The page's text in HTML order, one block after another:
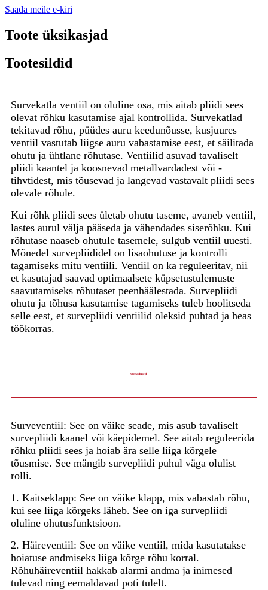
Saada meile e-kiri
Toote üksikasjad
Tootesildid
Survekatla ventiil on oluline osa, mis aitab pliidi sees
olevat rõhku kasutamise ajal kontrollida. Survekatlad
tekitavad rõhu, püüdes auru keedunõusse, kusjuures
ventiil vastutab liigse auru vabastamise eest, et säilitada
ohutu ja ühtlane rõhutase. Ventiilid asuvad tavaliselt
pliidi kaantel ja koosnevad metallvardadest või -
tihvtidest, mis tõusevad ja langevad vastavalt pliidi sees
olevale rõhule.
Kui rõhk pliidi sees ületab ohutu taseme, avaneb ventiil,
lastes aurul välja pääseda ja vähendades siserõhku. Kui
rõhutase naaseb ohutule tasemele, sulgub ventiil uuesti.
Mõnedel survepliididel on lisaohutuse ja kontrolli
tagamiseks mitu ventiili. Ventiil on ka reguleeritav, nii
et kasutajad saavad optimaalsete küpsetustulemuste
saavutamiseks rõhutaset peenhäälestada. Survepliidi
ohutu ja tõhusa kasutamise tagamiseks tuleb hoolitseda
selle eest, et survepliidi ventiilid oleksid puhtad ja heas
töökorras.
Omadused
Surveventiil: See on väike seade, mis asub tavaliselt
survepliidi kaanel või käepidemel. See aitab reguleerida
rõhku pliidi sees ja hoiab ära selle liiga kõrgele
tõusmise. See mängib survepliidi puhul väga olulist
rolli.
1. Kaitseklapp: See on väike klapp, mis vabastab rõhu,
kui see liiga kõrgeks läheb. See on iga survepliidi
oluline ohutusfunktsioon.
2. Häireventiil: See on väike ventiil, mida kasutatakse
hoiatuse andmiseks liiga kõrge rõhu korral.
Rõhuhäireventiil hakkab alarmi andma ja inimesed
tulevad ning eemaldavad poti tulelt.